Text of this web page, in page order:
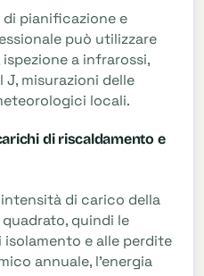
di pianificazione e
può utilizzare
a infrarossi,
misurazioni delle
locali.
di riscaldamento e
di carico della
quindi le
isolamento e alle perdite
annuale, l'energia